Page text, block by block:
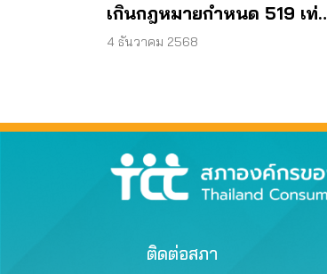
เกินกฎหมายกำหนด 519 เท่า
จี้รัฐคุมเข้มสิ่งทอ
4 ธันวาคม 2568
ติดต่อสภา